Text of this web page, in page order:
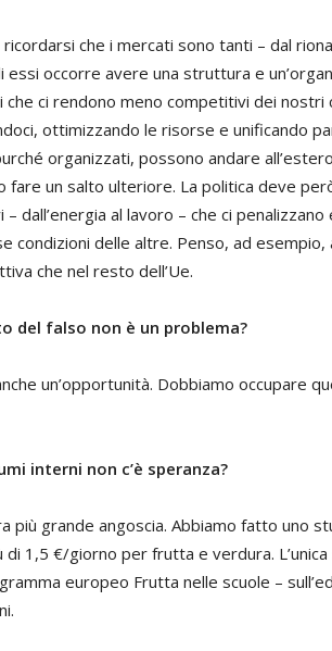
che i mercati sono tanti – dal
essi occorre avere una struttura e
che ci rendono meno competitivi dei nostri
ottimizzando le risorse e unificando
organizzati, possono andare
fare un salto ulteriore. La politica deve
dall’energia al lavoro – che ci
condizioni delle altre. Penso, ad
che nel resto dell’Ue.
del falso non è un problema?
un’opportunità. Dobbiamo occupare
interni non c’è speranza?
più grande angoscia. Abbiamo fatto uno
di 1,5 €/giorno per frutta e verdura.
europeo Frutta nelle scuole –